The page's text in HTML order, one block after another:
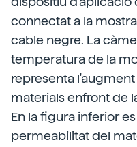
connectat a la
cable negre. La
temperatura de la
representa
materials enfront de
En la figura inferior
permeabilitat del